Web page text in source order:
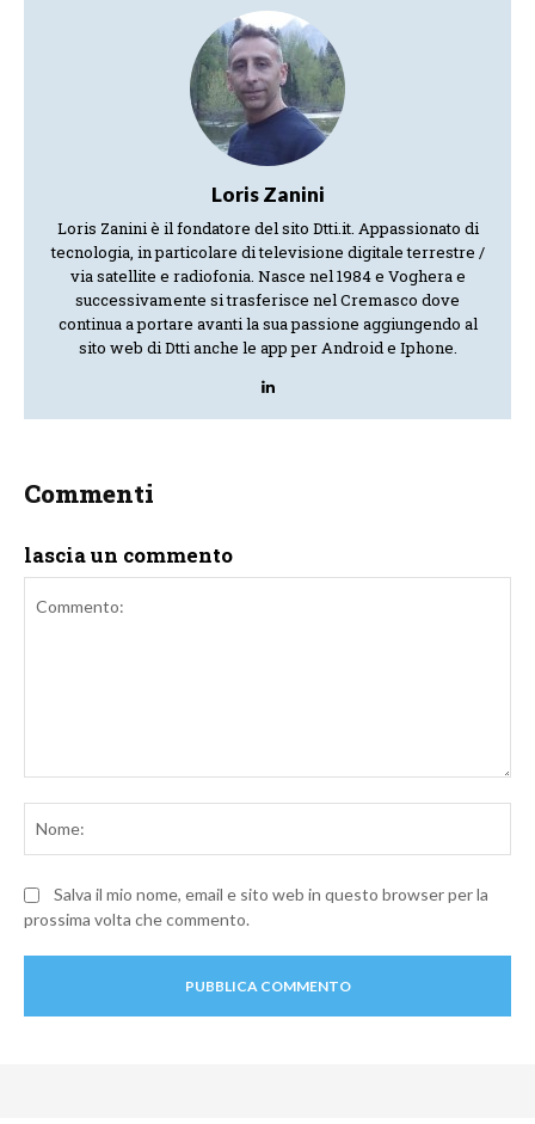
Loris Zanini
Loris Zanini è il fondatore del sito Dtti.it. Appassionato di
tecnologia, in particolare di televisione digitale terrestre /
via satellite e radiofonia. Nasce nel 1984 e Voghera e
successivamente si trasferisce nel Cremasco dove
continua a portare avanti la sua passione aggiungendo al
sito web di Dtti anche le app per Android e Iphone.
Commenti
lascia un commento
Salva il mio nome, email e sito web in questo browser per la
prossima volta che commento.